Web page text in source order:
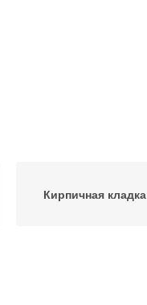
Кирпичная кладка